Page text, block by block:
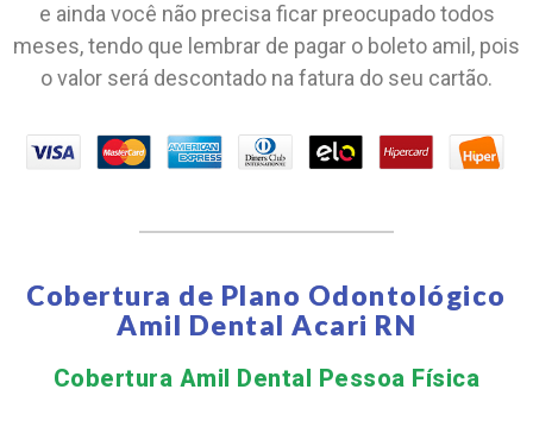
e ainda você não precisa ficar preocupado todos
meses, tendo que lembrar de pagar o boleto amil, pois
o valor será descontado na fatura do seu cartão.
Cobertura de Plano Odontológico
Amil Dental Acari RN
Cobertura Amil Dental Pessoa Física​